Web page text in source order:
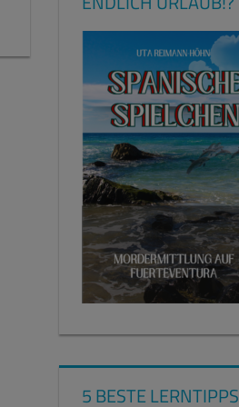
5 BESTE LERNTIPPS